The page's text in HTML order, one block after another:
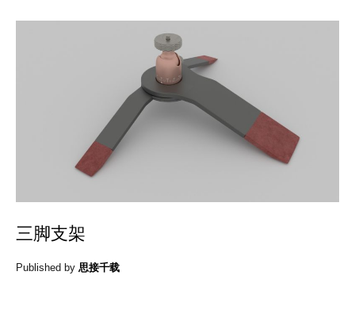
三脚支架
Published by 思接千载